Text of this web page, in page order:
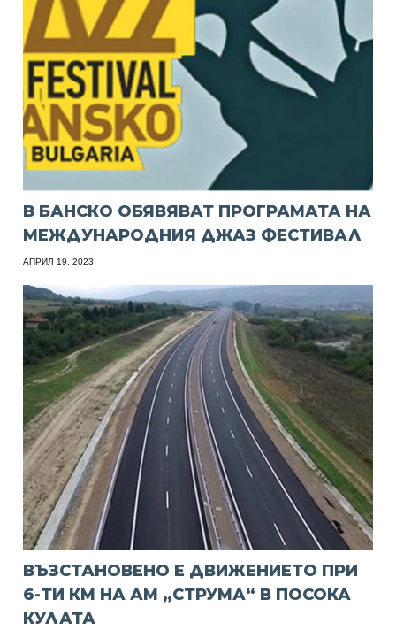
В БАНСКО ОБЯВЯВАТ ПРОГРАМАТА НА
МЕЖДУНАРОДНИЯ ДЖАЗ ФЕСТИВАЛ
АПРИЛ 19, 2023
ВЪЗСТАНОВЕНО Е ДВИЖЕНИЕТО ПРИ
6-ТИ КМ НА АМ „СТРУМА“ В ПОСОКА
КУЛАТА